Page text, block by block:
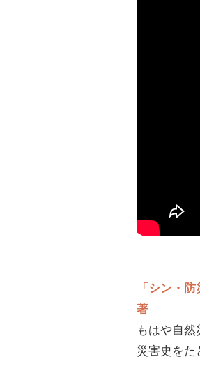
「シン・
著
もはや自
災害史をた